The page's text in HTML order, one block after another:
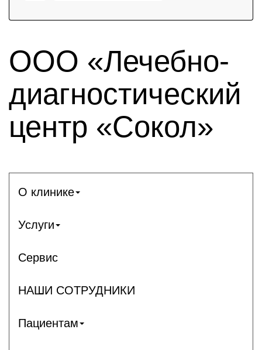
ООО «Лечебно-
диагностический
центр «Сокол»
О клинике
Услуги
Сервис
НАШИ СОТРУДНИКИ
Пациентам